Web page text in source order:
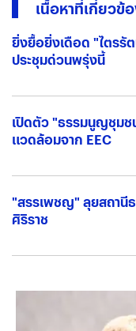
เนื้อหาที่เกี่ยวข้
ยิ่งยื้อยิ่งเดือด "ไตรรั
ประชุมด่วนพรุ่งนี้
เปิดตัว "ธรรมนูญชุม
แวดล้อมจาก EEC
"สรรเพชญ" ลุยสถานี
ศิริราช